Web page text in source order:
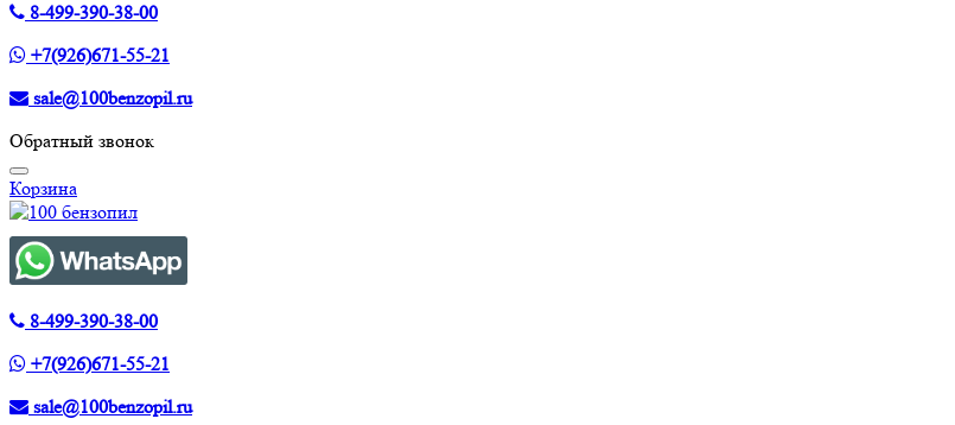
8-499-390-38-00
+7(926)671-55-21
sale@100benzopil.ru
Обратный звонок
Корзина
8-499-390-38-00
+7(926)671-55-21
sale@100benzopil.ru